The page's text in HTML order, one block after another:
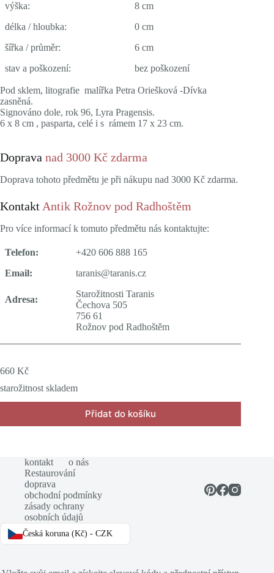
výška:
8 cm
délka / hloubka:
0 cm
šířka / průměr:
6 cm
stav a poškození:
bez poškození
Pod sklem, litografie malířka Petra Oriešková -Dívka
zasněná.
Signováno dole, rok 96, Lyra Pragensis.
6 x 8 cm , pasparta, celé i s rámem 17 x 23 cm.
Doprava nad 3000 Kč zdarma
Doprava tohoto předmětu je při nákupu nad 3000 Kč zdarma.
Kontakt Antik Rožnov pod Radhoštěm
Pro více informací k tomuto předmětu nás kontaktujte:
Telefon:
+420 606 888 165
Email:
taranis@taranis.cz
Adresa:
Starožitnosti Taranis
Čechova 505
756 61
Rožnov pod Radhoštěm
660 Kč
starožitnost skladem
Přidat do košíku
kontakt
o nás
Restaurování
doprava
obchodní podmínky
zásady ochrany
osobních údajů
Česká koruna (Kč) - CZK